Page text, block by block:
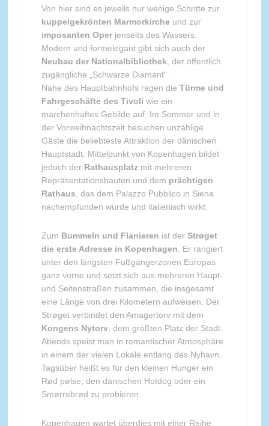
Von hier sind es jeweils nur wenige Schritte zur
kuppelgekrönten Marmorkirche und zur
imposanten Operjenseits des Wassers.
Modern und formelegant gibt sich auch der
Neubau der Nationalbibliothek , der öffentlich
zugängliche „Schwarze Diamant“.
Nahe des Hauptbahnhofs ragen die Türme und
Fahrgeschäfte des Tivoli wie ein
märchenhaftes Gebilde auf. Im Sommer und in
der Vorweihnachtszeit besuchen unzählige
Gäste die beliebteste Attraktion der dänischen
Hauptstadt. Mittelpunkt von Kopenhagen bildet
jedoch der Rathausplatz mit mehreren
Repräsentationsbauten und dem prächtigen
Rathaus , das dem Palazzo Pubblico in Siena
nachempfunden wurde und italienisch wirkt.
Zum Bummeln und Flanieren ist der Strøget
die erste Adresse in Kopenhagen . Er rangiert
unter den längsten Fußgängerzonen Europas
ganz vorne und setzt sich aus mehreren Haupt-
und Seitenstraßen zusammen, die insgesamt
eine Länge von drei Kilometern aufweisen. Der
Strøget verbindet den Amagertorv mit dem
Kongens Nytorv, dem größten Platz der Stadt.
Abends speist man in romantischer Atmosphäre
in einem der vielen Lokale entlang des Nyhavn.
Tagsüber heißt es für den kleinen Hunger ein
Rød pølse, den dänischen Hotdog oder ein
Smørrebrød zu probieren.
Kopenhagen wartet überdies mit einer Reihe